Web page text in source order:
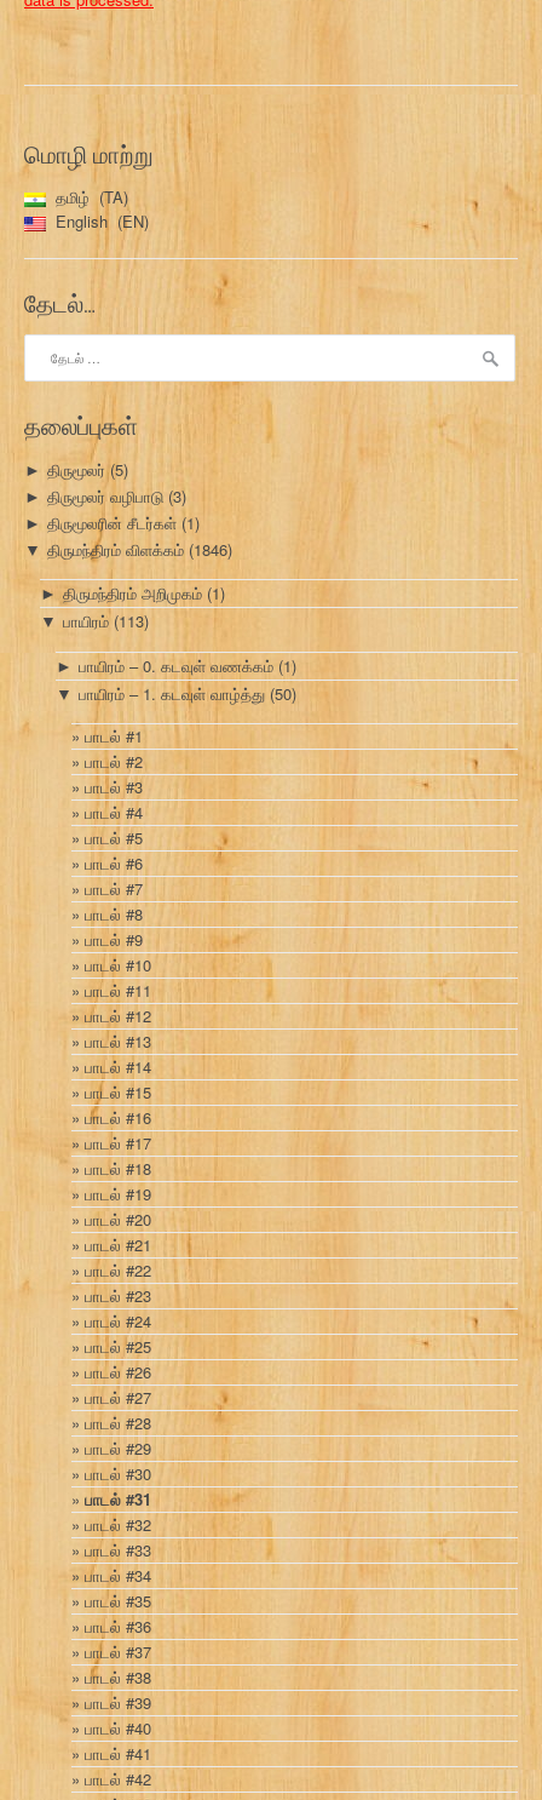
மொழி மாற்று
தமிழ்
TA
English
EN
தேடல்…
தேடு:
தலைப்புகள்
► திருமூலர்(5)
► திருமூலர் வழிபாடு (3)
► திருமூலரின் சீடர்கள் (1)
▼ திருமந்திரம் விளக்கம் (1846)
► திருமந்திரம் அறிமுகம் (1)
▼ பாயிரம்(113)
► பாயிரம் – 0. கடவுள் வணக்கம் (1)
▼ பாயிரம் – 1. கடவுள் வாழ்த்து (50)
பாடல் #1
பாடல் #2
பாடல் #3
பாடல் #4
பாடல் #5
பாடல் #6
பாடல் #7
பாடல் #8
பாடல் #9
பாடல் #10
பாடல் #11
பாடல் #12
பாடல் #13
பாடல் #14
பாடல் #15
பாடல் #16
பாடல் #17
பாடல் #18
பாடல் #19
பாடல் #20
பாடல் #21
பாடல் #22
பாடல் #23
பாடல் #24
பாடல் #25
பாடல் #26
பாடல் #27
பாடல் #28
பாடல் #29
பாடல் #30
பாடல் #31
பாடல் #32
பாடல் #33
பாடல் #34
பாடல் #35
பாடல் #36
பாடல் #37
பாடல் #38
பாடல் #39
பாடல் #40
பாடல் #41
பாடல் #42